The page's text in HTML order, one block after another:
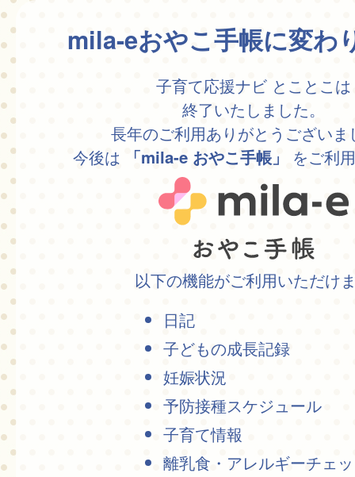
mila-eおやこ手帳に変わ
子育て応援ナビ とことこは
終了いたしました。
長年のご利用ありがとうございま
今後は
「mila-e おやこ手帳」 をご利
以下の機能がご利用いただけ
日記
子どもの成長記録
妊娠状況
予防接種スケジュール
子育て情報
離乳食・アレルギーチェ